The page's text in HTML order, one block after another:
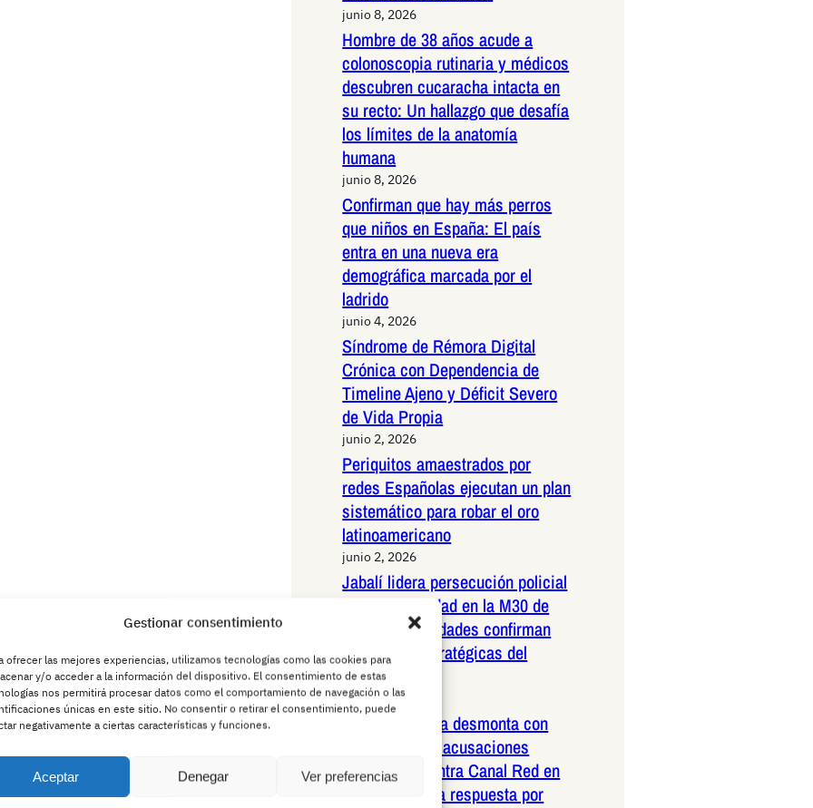
Gestionar consentimiento
ofrecer las mejores experiencias, utilizamos tecnologías como las cookies para
y/o acceder a la información del dispositivo. El consentimiento de estas
nos permitirá procesar datos como el comportamiento de navegación o las
únicas en este sitio. No consentir o retirar el consentimiento, puede
negativamente a ciertas características y funciones.
Aceptar Denegar Ver preferencias
junio 8, 2026
Hombre de 38 años acude a
colonoscopia rutinaria y médicos
descubren cucaracha intacta en
su recto: Un hallazgo que desafía
los límites de la anatomía
humana
junio 8, 2026
Confirman que hay más perros
que niños en España: El país
entra en una nueva era
demográfica marcada por el
ladrido
junio 4, 2026
Síndrome de Rémora Digital
Crónica con Dependencia de
Timeline Ajeno y Déficit Severo
de Vida Propia
junio 2, 2026
Periquitos amaestrados por
redes Españolas ejecutan un plan
sistemático para robar el oro
latinoamericano
junio 2, 2026
Jabalí lidera persecución policial
de alta velocidad en la M30 de
Madrid: Autoridades confirman
maniobras estratégicas del
animal
junio 1, 2026
Pedro Honrubia desmonta con
rotundidad las acusaciones
infundadas contra Canal Red en
una exhaustiva respuesta por